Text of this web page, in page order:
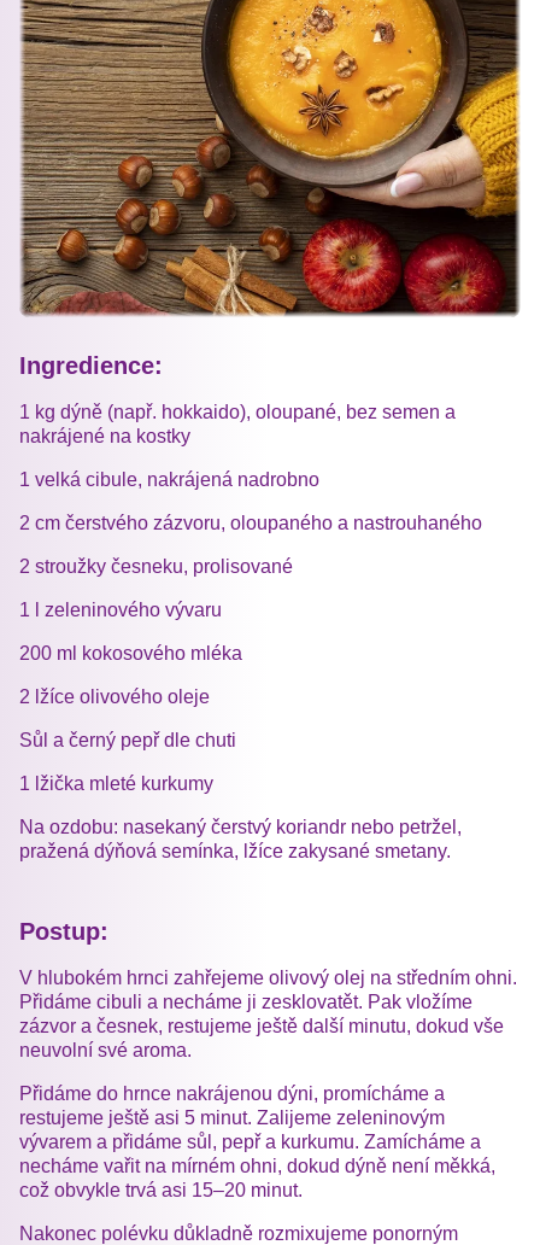
Ingredience:
1 kg dýně (např. hokkaido), oloupané, bez semen a
nakrájené na kostky
1 velká cibule, nakrájená nadrobno
2 cm čerstvého zázvoru, oloupaného a nastrouhaného
2 stroužky česneku, prolisované
1 l zeleninového vývaru
200 ml kokosového mléka
2 lžíce olivového oleje
Sůl a černý pepř dle chuti
1 lžička mleté kurkumy
Na ozdobu: nasekaný čerstvý koriandr nebo petržel,
pražená dýňová semínka, lžíce zakysané smetany.
Postup:
V hlubokém hrnci zahřejeme olivový olej na středním ohni.
Přidáme cibuli a necháme ji zesklovatět. Pak vložíme
zázvor a česnek, restujeme ještě další minutu, dokud vše
neuvolní své aroma.
Přidáme do hrnce nakrájenou dýni, promícháme a
restujeme ještě asi 5 minut. Zalijeme zeleninovým
vývarem a přidáme sůl, pepř a kurkumu. Zamícháme a
necháme vařit na mírném ohni, dokud dýně není měkká,
což obvykle trvá asi 15–20 minut.
Nakonec polévku důkladně rozmixujeme ponorným